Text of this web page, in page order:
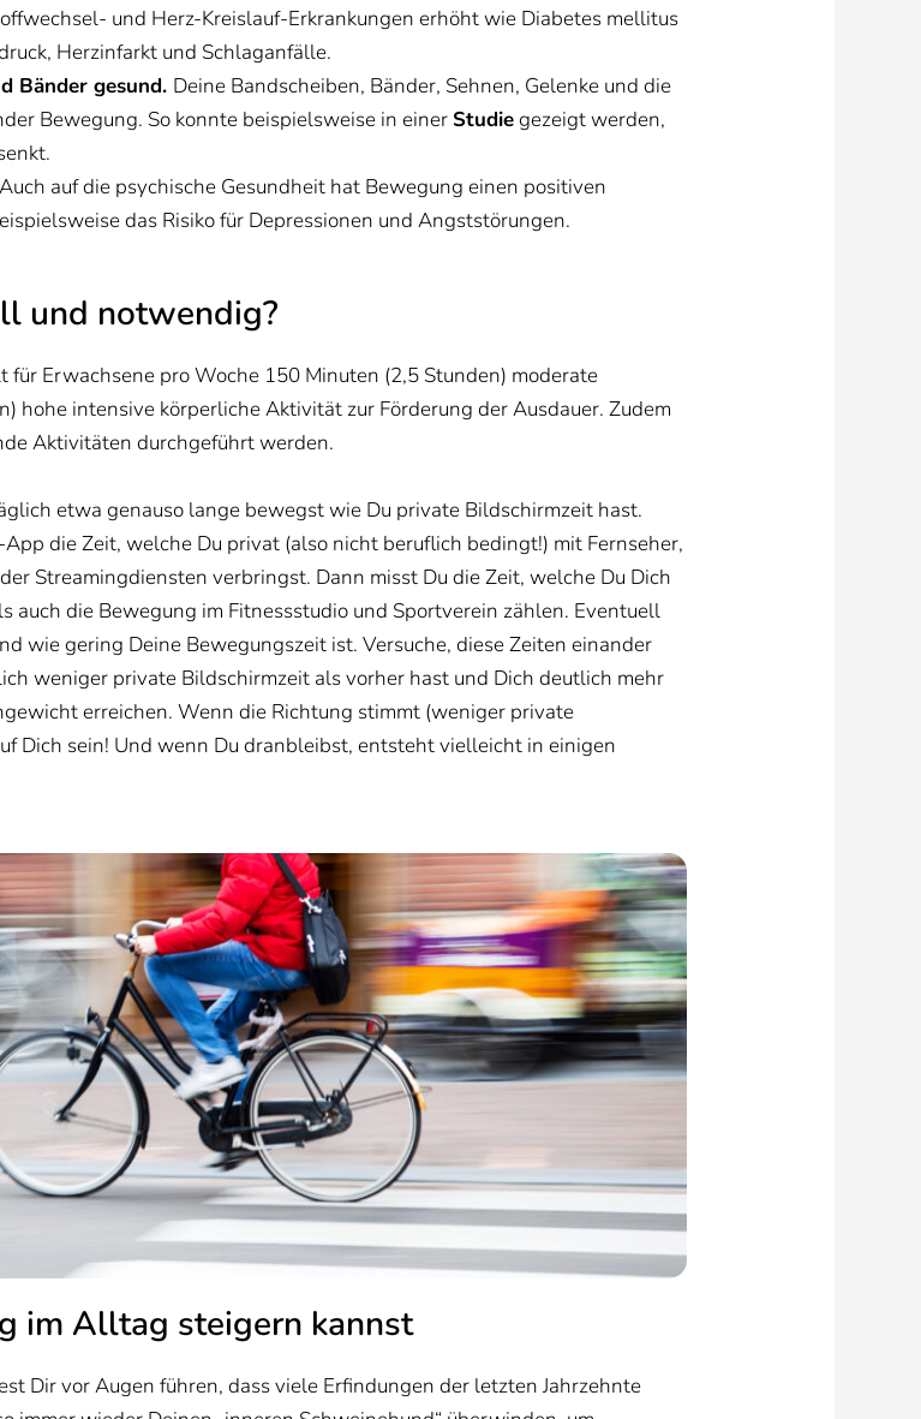
und Herz-Kreislauf-Erkrankungen erhöht wie Diabetes mellitus
Herzinfarkt und Schlaganfälle.
Bänder gesund. Deine Bandscheiben, Bänder, Sehnen, Gelenke und die
Bewegung. So konnte beispielsweise in einer Studiegezeigt werden,
Auch auf die psychische Gesundheit hat Bewegung einen positiven
das Risiko für Depressionen und Angststörungen.
und notwendig?
für Erwachsene pro Woche 150 Minuten (2,5 Stunden) moderate
hohe intensive körperliche Aktivität zur Förderung der Ausdauer. Zudem
Aktivitäten durchgeführt werden.
etwa genauso lange bewegst wie Du private Bildschirmzeit hast.
die Zeit, welche Du privat (also nicht beruflich bedingt!) mit Fernseher,
Streamingdiensten verbringst. Dann misst Du die Zeit, welche Du Dich
die Bewegung im Fitnessstudio und Sportverein zählen. Eventuell
wie gering Deine Bewegungszeit ist. Versuche, diese Zeiten einander
weniger private Bildschirmzeit als vorher hast und Dich deutlich mehr
erreichen. Wenn die Richtung stimmt (weniger private
Dich sein! Und wenn Du dranbleibst, entsteht vielleicht in einigen
im Alltag steigern kannst
Dir vor Augen führen, dass viele Erfindungen der letzten Jahrzehnte